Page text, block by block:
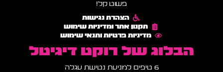
פשוט קל!
הצהרת נגישות
תקנון אתר ומדיניות שימוש
מדיניות פרטיות ותנאי שימוש
הבלוג של רוקט דיגיטל
6 טיפים למניעת נטישת עגלה